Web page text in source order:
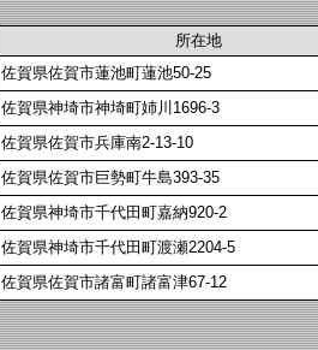
所在地
佐賀県佐賀市蓮池町蓮池50-25
佐賀県神埼市神埼町姉川1696-3
佐賀県佐賀市兵庫南2-13-10
佐賀県佐賀市巨勢町牛島393-35
佐賀県神埼市千代田町嘉納920-2
佐賀県神埼市千代田町渡瀬2204-5
佐賀県佐賀市諸富町諸富津67-12